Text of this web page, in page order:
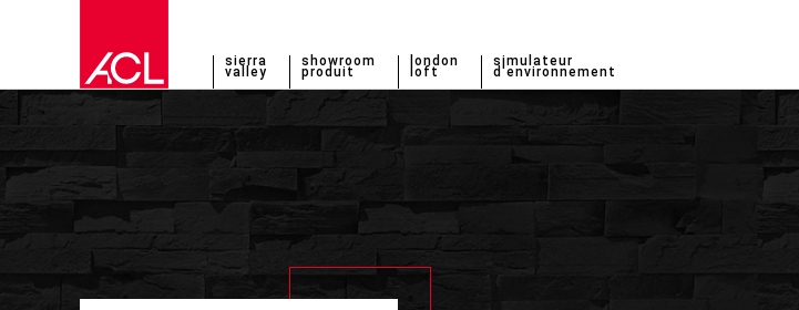
sierra
valley
showroom
produit
london
loft
simulateur
d'environnement